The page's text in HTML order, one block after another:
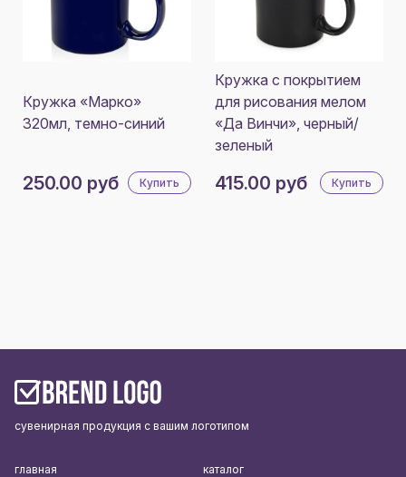
Кружка «Марко»
320мл, темно-синий
250.00 руб Купить
Кружка с покрытием
для рисования мелом
«Да Винчи», черный/
зеленый
415.00 руб Купить
сувенирная продукция с вашим логотипом
главная
каталог